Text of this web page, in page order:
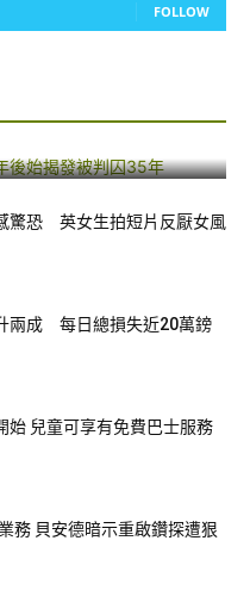
FOLLOW
六年後始揭發被判囚
驚恐 英女生拍短片反厭女風
兩成 每日總損失近20萬鎊
始 兒童可享有免費巴士服務
務 貝安德暗示重啟鑽探遭狠